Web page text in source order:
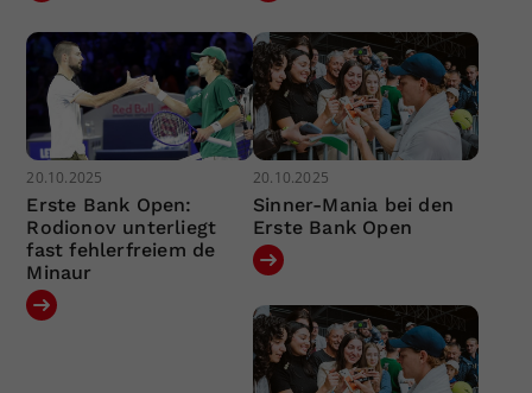
20.10.2025
Erste Bank Open:
Rodionov unterliegt
fast fehlerfreiem de
Minaur
20.10.2025
Sinner-Mania bei den
Erste Bank Open